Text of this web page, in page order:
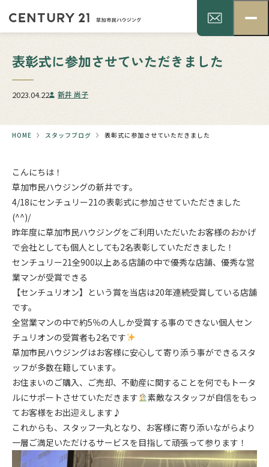
表彰式に参加させていただきました
2023.04.22 新井 尚子
HOME スタッフブログ 表彰式に参加させていただきました
こんにちは！
草加市民ハウジングの新井です。
4/18にセンチュリー21の表彰式に参加させていただきました
(^^)/
昨年度に草加市民ハウジングをご利用いただいたお客様のおかげ
で会社としても個人としても2名表彰していただきました！
センチュリー21全900以上ある店舗の中で優秀な店舗、優秀な営
業マンが受賞できる
【センチュリオン】という賞を当店は20年連続受賞している店舗
です。
全営業マンの中で約5％の人しか受賞する事のできない個人セン
チュリオンの受賞者も2名です
草加市民ハウジングはお客様に安心して寄り添う事ができるスタ
ッフが多数在籍しています。
お住まいのご購入、ご売却、不動産に関することを何でもトータ
ルにサポートさせていただきます
素敵なスタッフが自信をもっ
てお客様をお出迎えします♪
これからも、スタッフ一丸となり、お客様に寄り添いながらより
一層ご満足いただけるサービスを目指して頑張って参ります！